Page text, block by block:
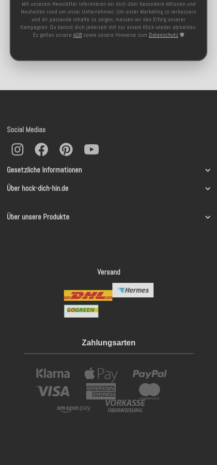
Mit unserem Newsletter informieren wir dich über besondere Aktionen und
Neuheiten rund um unser Unternehmen. Um unser Marketing zu verbessern
und dir passende Inhalte zu zeigen, messen wir den Erfolg unserer
Kampagnen. Du kannst dich jederzeit mit nur einem Klick wieder abmelden.
Es gelten unsere AGB sowie unsere Hinweise zum Datenschutz 🛡️
Gesetzliche Informationen
Über hock-dich-hin.de
Über unsere Produkte
Social Medias
Versand
Zahlungsarten